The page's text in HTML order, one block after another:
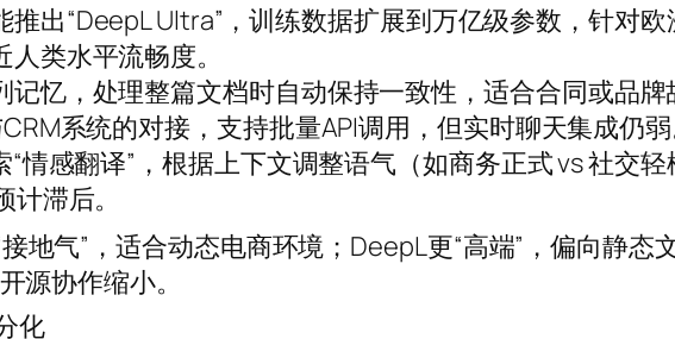
推出“DeepL Ultra”，训练数据扩展到万亿级参数，针对
类水平流畅度。
记忆，处理整篇文档时自动保持一致性，适合合同或品牌
系统的对接，支持批量API调用，但实时聊天集成仍弱
情感翻译”，根据上下文调整语气（如商务正式 vs 社交
滞后。
地气”，适合动态电商环境；DeepL更“高端”，偏向静态
源协作缩小。
化